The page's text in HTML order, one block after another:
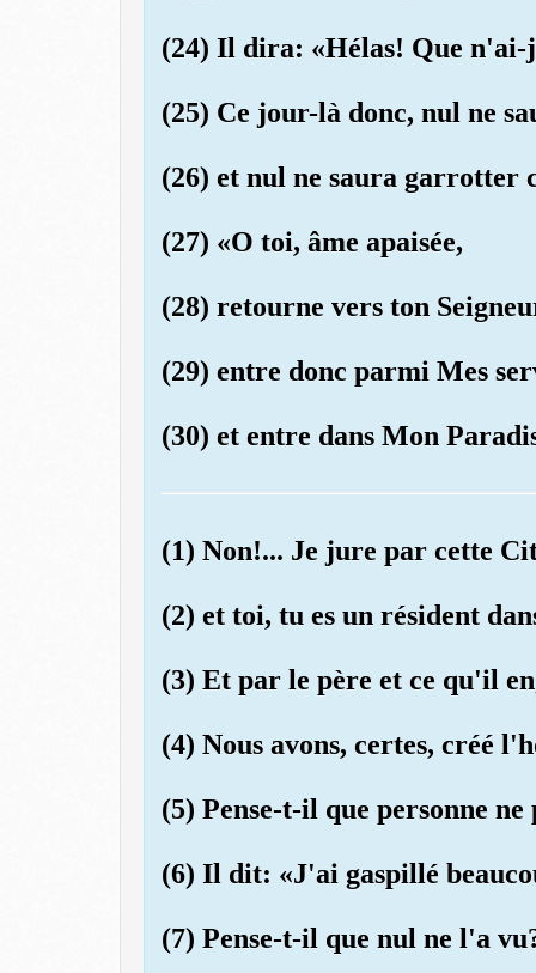
(24) Il dira: «Hélas! Que
(25) Ce jour-là donc, nul ne
(26) et nul ne saura garrotter
(27) «O toi, âme apaisée,
(28) retourne vers ton
(29) entre donc parmi Mes
(30) et entre dans Mon
(1) Non!... Je jure par cette
(2) et toi, tu es un résident
(3) Et par le père et ce qu'il
(4) Nous avons, certes, créé
(5) Pense-t-il que personne
(6) Il dit: «J'ai gaspillé
(7) Pense-t-il que nul ne l'a